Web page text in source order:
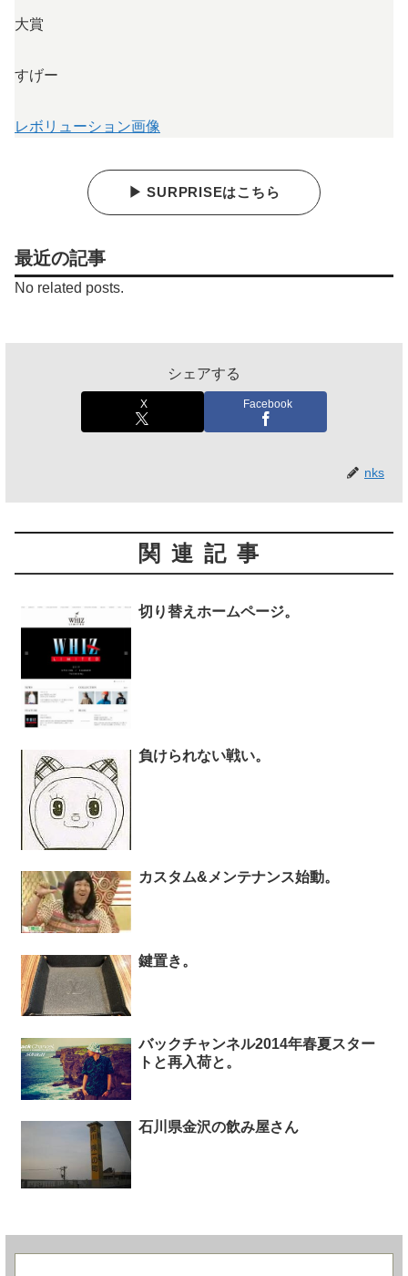
大賞
すげー
レボリューション画像
▶ SURPRISEはこちら
最近の記事
No related posts.
シェアする
X Facebook
nks
関連記事
切り替えホームページ。
負けられない戦い。
カスタム&メンテナンス始動。
鍵置き。
バックチャンネル2014年春夏スター
トと再入荷と。
石川県金沢の飲み屋さん